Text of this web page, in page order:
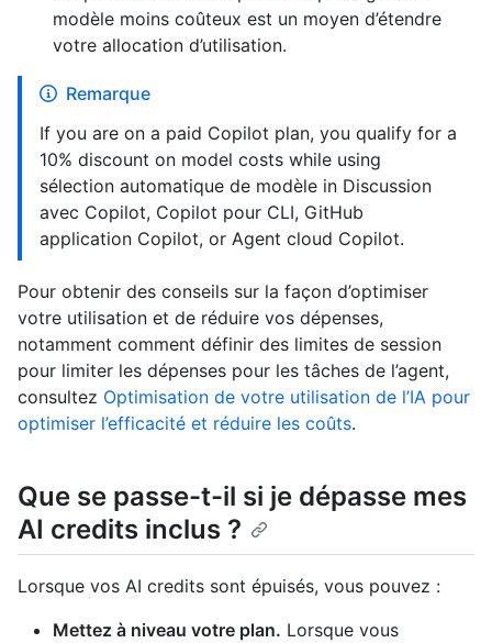
modèle moins coûteux est un moyen d’étendre
votre allocation d’utilisation.
Remarque
If you are on a paid Copilot plan, you qualify for a
10% discount on model costs while using
sélection automatique de modèle in Discussion
avec Copilot, Copilot pour CLI, GitHub
application Copilot, or Agent cloud Copilot.
Pour obtenir des conseils sur la façon d’optimiser
votre utilisation et de réduire vos dépenses,
notamment comment définir des limites de session
pour limiter les dépenses pour les tâches de l’agent,
consultez Optimisation de votre utilisation de l’IA pour
optimiser l’efficacité et réduire les coûts.
Que se passe-t-il si je dépasse mes
AI credits inclus ?
Lorsque vos AI credits sont épuisés, vous pouvez :
Mettez à niveau votre plan. Lorsque vous